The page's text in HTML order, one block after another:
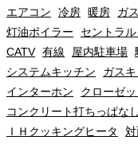
エアコン
冷房 暖房 ガ
灯油ボイラー
セントラ
CATV 有線 屋内駐車場
システムキッチン
ガス
インターホン
クローゼッ
コンクリート打ちっぱな
ＩＨクッキングヒータ